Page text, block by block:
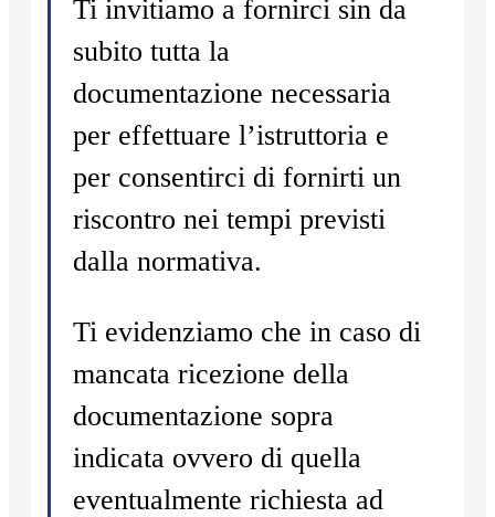
Ti invitiamo a fornirci sin da
subito tutta la
documentazione necessaria
per effettuare l’istruttoria e
per consentirci di fornirti un
riscontro nei tempi previsti
dalla normativa.
Ti evidenziamo che in caso di
mancata ricezione della
documentazione sopra
indicata ovvero di quella
eventualmente richiesta ad